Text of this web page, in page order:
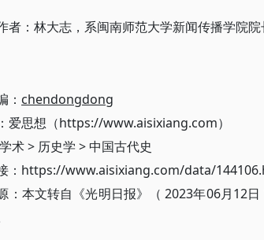
作者：林大志，系闽南师范大学新闻传播学院院
： chendongdong
爱思想（https://www.aisixiang.com）
学术> 历史学 >中国古代史
：https://www.aisixiang.com/data/
：本文转自《光明日报》（ 2023年06月12